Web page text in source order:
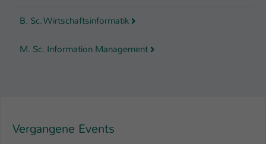
B. Sc. Wirtschaftsinformatik
M. Sc. Information Management
Vergangene Events